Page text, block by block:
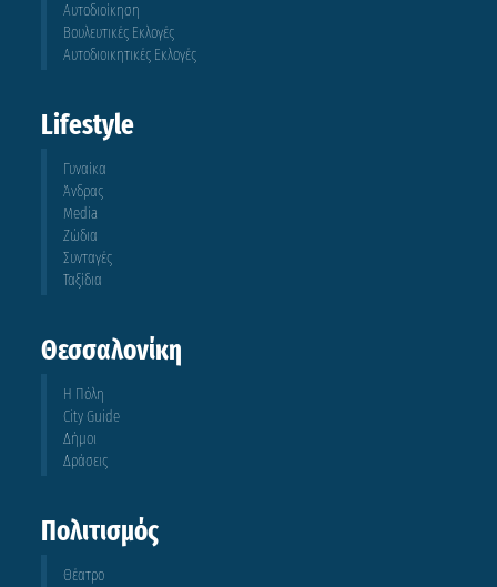
Αυτοδιοίκηση
Βουλευτικές Εκλογές
Αυτοδιοικητικές Εκλογές
Lifestyle
Γυναίκα
Άνδρας
Media
Ζώδια
Συνταγές
Ταξίδια
Θεσσαλονίκη
Η Πόλη
City Guide
Δήμοι
Δράσεις
Πολιτισμός
Θέατρο